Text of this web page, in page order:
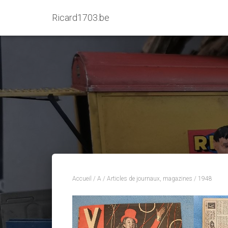
Ricard1703.be
Accueil / A / Articles de journaux, magazines / 1948